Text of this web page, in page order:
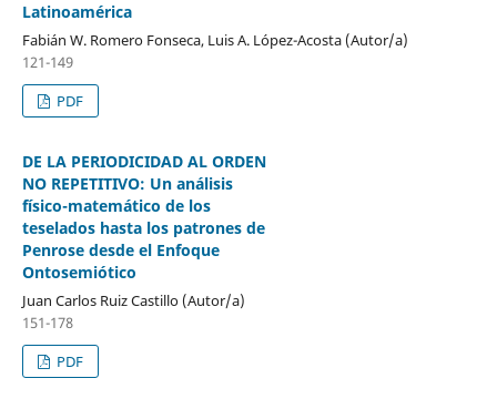
Latinoamérica
Fabián W. Romero Fonseca, Luis A. López-Acosta (Autor/a)
121-149
PDF
DE LA PERIODICIDAD AL ORDEN
NO REPETITIVO: Un análisis
físico-matemático de los
teselados hasta los patrones de
Penrose desde el Enfoque
Ontosemiótico
Juan Carlos Ruiz Castillo (Autor/a)
151-178
PDF